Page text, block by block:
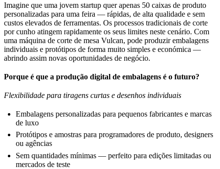
Imagine que uma jovem startup quer apenas 50 caixas de produto
personalizadas para uma feira — rápidas, de alta qualidade e sem
custos elevados de ferramentas. Os processos tradicionais de corte
por cunho atingem rapidamente os seus limites neste cenário. Com
uma máquina de corte de mesa Vulcan, pode produzir embalagens
individuais e protótipos de forma muito simples e económica —
abrindo assim novas oportunidades de negócio.
Porque é que a produção digital de embalagens é o futuro?
Flexibilidade para tiragens curtas e desenhos individuais
Embalagens personalizadas para pequenos fabricantes e marcas
de luxo
Protótipos e amostras para programadores de produto, designers
ou agências
Sem quantidades mínimas — perfeito para edições limitadas ou
mercados de teste